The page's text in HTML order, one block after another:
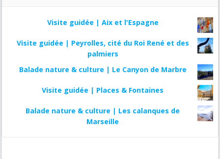
Visite guidée | Aix et l'Espagne
Visite guidée | Peyrolles, cité du Roi René et des
palmiers
Balade nature & culture | Le Canyon de Marbre
Visite guidée | Places & Fontaines
Balade nature & culture | Les calanques de
Marseille